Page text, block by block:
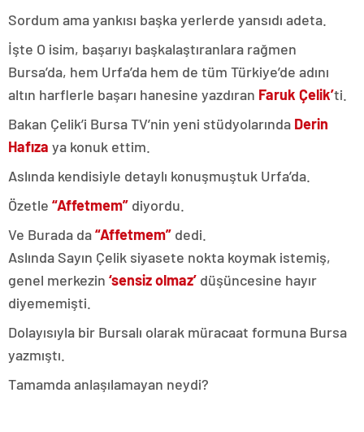
Sordum ama yankısı başka yerlerde yansıdı adeta.
İşte O isim, başarıyı başkalaştıranlara rağmen
Bursa’da, hem Urfa’da hem de tüm Türkiye’de adını
altın harflerle başarı hanesine yazdıran Faruk Çelik’ti.
Bakan Çelik’i Bursa TV’nin yeni stüdyolarında Derin
Hafıza ya konuk ettim.
Aslında kendisiyle detaylı konuşmuştuk Urfa’da.
Özetle “Affetmem” diyordu.
Ve Burada da“Affetmem” dedi.
Aslında Sayın Çelik siyasete nokta koymak istemiş,
genel merkezin ‘sensiz olmaz’ düşüncesine hayır
diyememişti.
Dolayısıyla bir Bursalı olarak müracaat formuna Bursa
yazmıştı.
Tamamda anlaşılamayan neydi?